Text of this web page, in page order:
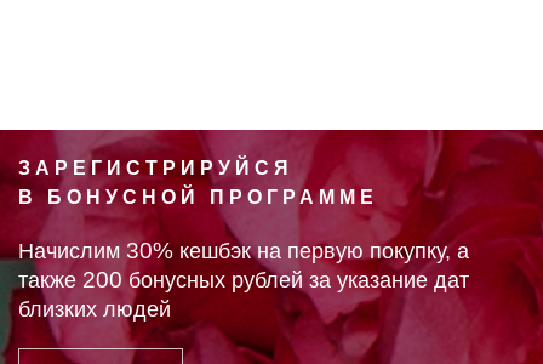
ЗАРЕГИСТРИРУЙСЯ
В БОНУСНОЙ ПРОГРАММЕ
Начислим 30% кешбэк на первую покупку, а
также 200 бонусных рублей за указание дат
близких людей